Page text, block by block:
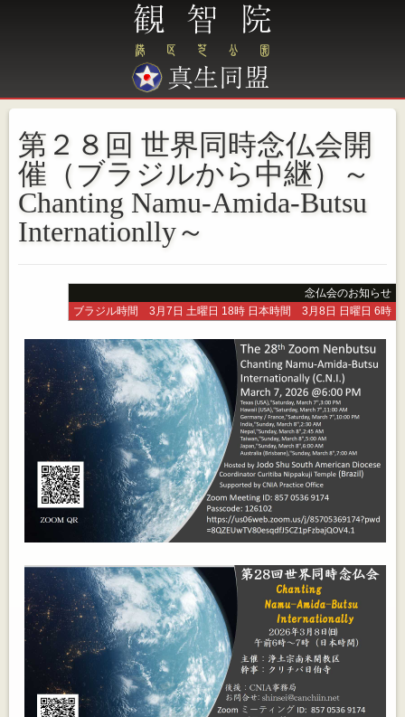
第２８回 世界同時念仏会開
催（ブラジルから中継）～
Chanting Namu-Amida-Butsu
Internationlly～
念仏会のお知らせ
ブラジル時間 3月7日 土曜日 18時 日本時間 3月8日 日曜日 6時